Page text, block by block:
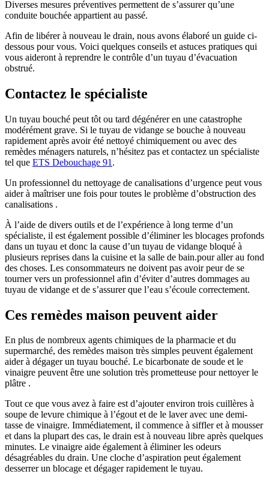
Diverses mesures préventives permettent de s’assurer qu’une
conduite bouchée appartient au passé.
Afin de libérer à nouveau le drain, nous avons élaboré un guide ci-
dessous pour vous. Voici quelques conseils et astuces pratiques qui
vous aideront à reprendre le contrôle d’un tuyau d’évacuation
obstrué.
Contactez le spécialiste
Un tuyau bouché peut tôt ou tard dégénérer en une catastrophe
modérément grave. Si le tuyau de vidange se bouche à nouveau
rapidement après avoir été nettoyé chimiquement ou avec des
remèdes ménagers naturels, n’hésitez pas et contactez un spécialiste
tel que ETS Debouchage 91 .
Un professionnel du nettoyage de canalisations d’urgence peut vous
aider à maîtriser une fois pour toutes le problème d’obstruction des
canalisations .
À l’aide de divers outils et de l’expérience à long terme d’un
spécialiste, il est également possible d’éliminer les blocages profonds
dans un tuyau et donc la cause d’un tuyau de vidange bloqué à
plusieurs reprises dans la cuisine et la salle de bain.pour aller au fond
des choses. Les consommateurs ne doivent pas avoir peur de se
tourner vers un professionnel afin d’éviter d’autres dommages au
tuyau de vidange et de s’assurer que l’eau s’écoule correctement.
Ces remèdes maison peuvent aider
En plus de nombreux agents chimiques de la pharmacie et du
supermarché, des remèdes maison très simples peuvent également
aider à dégager un tuyau bouché. Le bicarbonate de soude et le
vinaigre peuvent être une solution très prometteuse pour nettoyer le
plâtre .
Tout ce que vous avez à faire est d’ajouter environ trois cuillères à
soupe de levure chimique à l’égout et de le laver avec une demi-
tasse de vinaigre. Immédiatement, il commence à siffler et à mousser
et dans la plupart des cas, le drain est à nouveau libre après quelques
minutes. Le vinaigre aide également à éliminer les odeurs
désagréables du drain. Une cloche d’aspiration peut également
desserrer un blocage et dégager rapidement le tuyau.